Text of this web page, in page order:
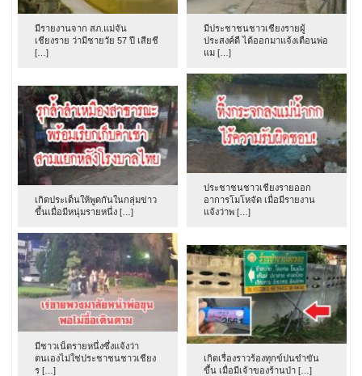
มีรายงานจาก สภ.แม่จัน
เชียงราย ว่ามีชายวัย 57 ปี เสียชี
[…]
มีประชาชนชาวเชียงรายผู้
ประสงค์ดี ได้ออกมาแจ้งเตือนพ่อ
แม […]
เกิดประเด็นให้พูดกันในกลุ่มข่าว
ขึ้นเมื่อมีหนุ่มรายหนึ่ง […]
ประชาชนชาวเชียงรายออก
อาการโมโหจัด เมื่อมีรายงาน
แจ้งว่าพ […]
มีชาวเน็ตรายหนึ่งซึ่งแจ้งว่า
ตนเองไม่ใช่ประชาชนชาวเชียง
ร […]
เกิดเรื่องราวร้องทุกข์ปนขำขัน
ขึ้น เมื่อมีเจ้าของร้านป่า […]